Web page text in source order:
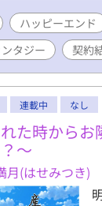
ハッピーエンド
タジー
契約
連載中 なし
た時から
〜
月(はせみつき)